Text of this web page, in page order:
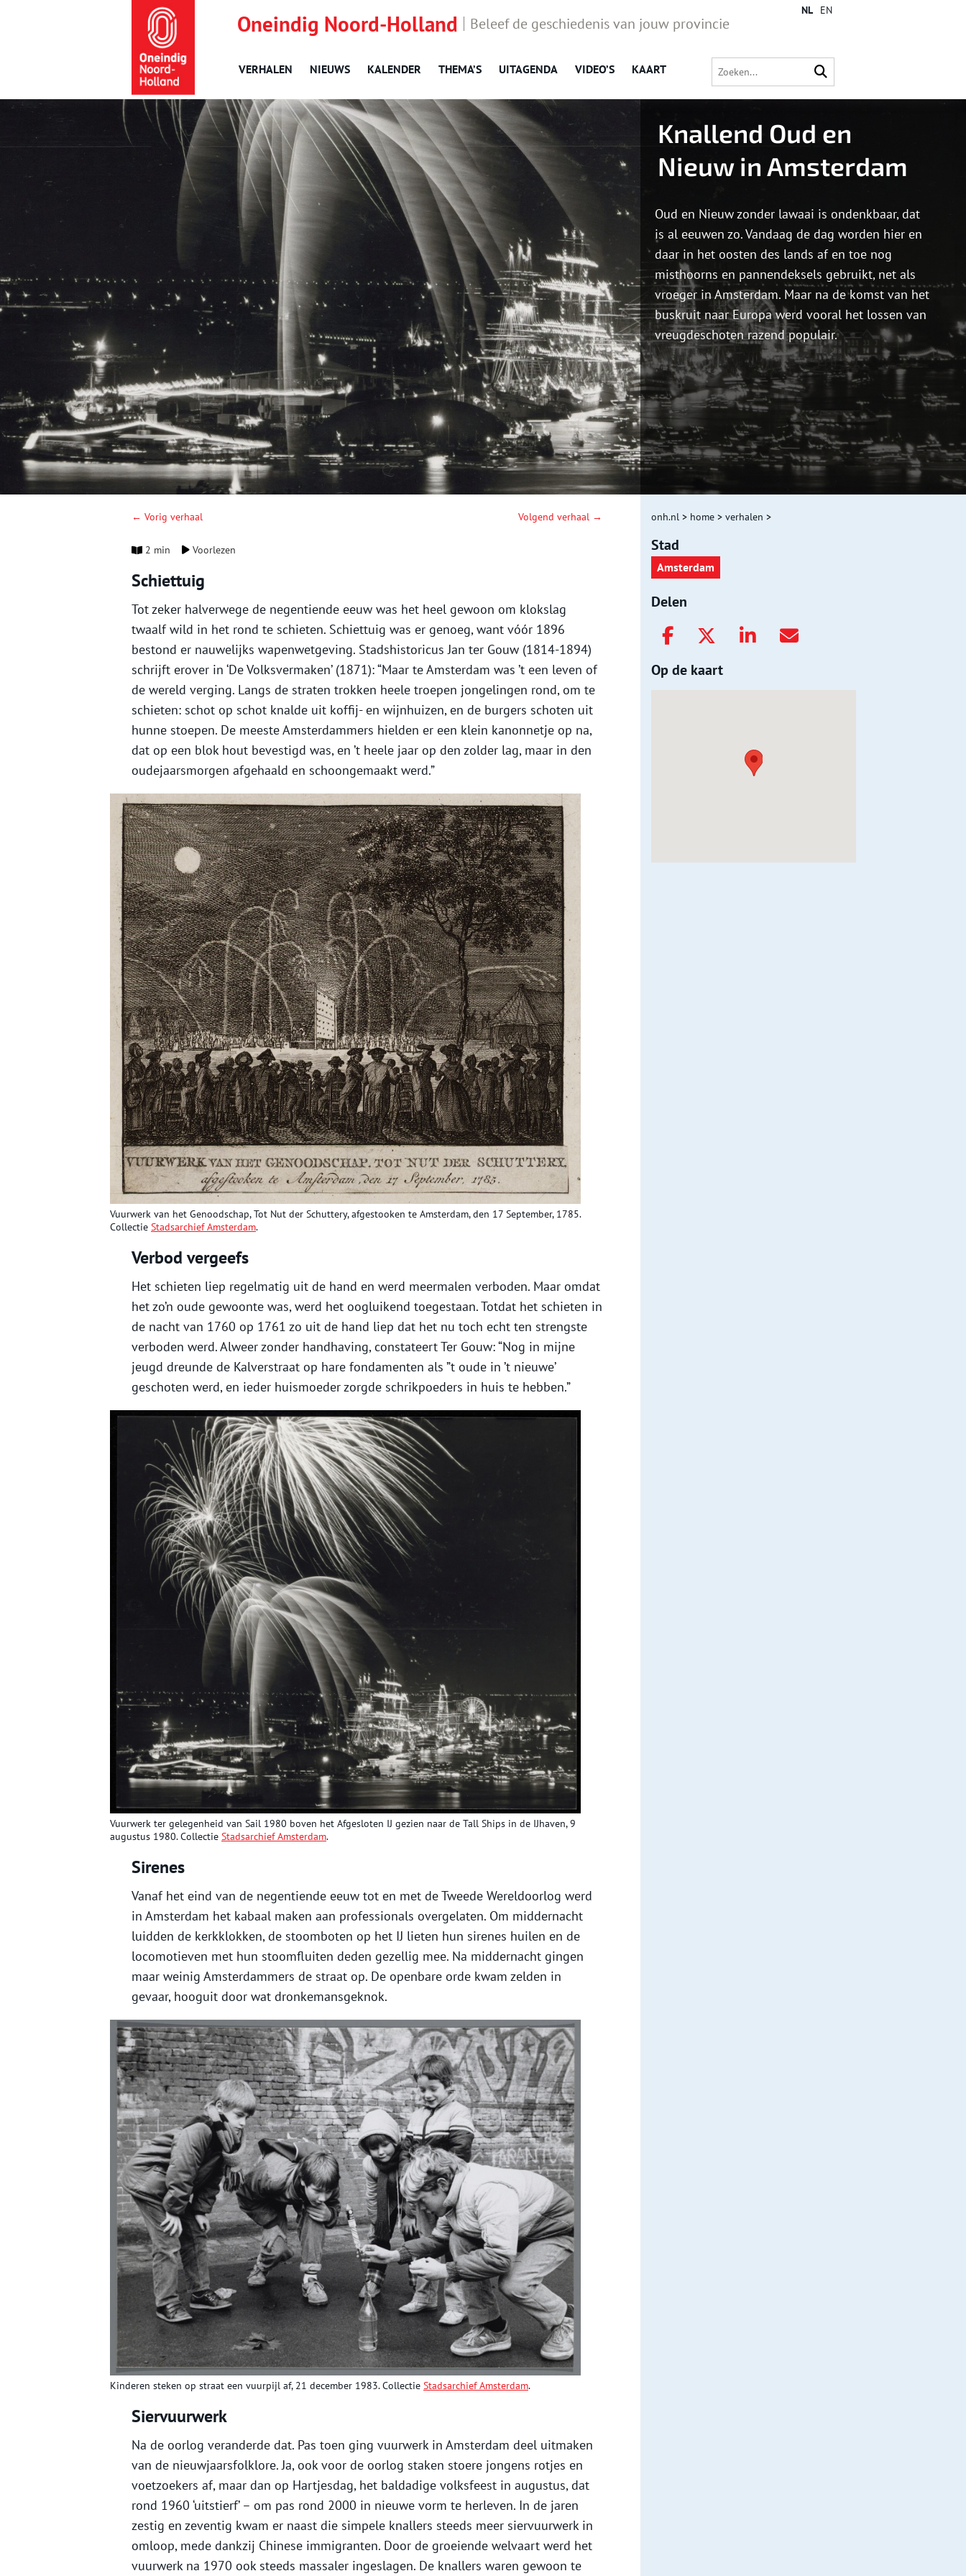
Oneindig Noord-Holland Beleef de geschiedenis van jouw provincie
VERHALEN NIEUWS KALENDER THEMA’S UITAGENDA VIDEO’S KAART
NL EN
Knallend Oud en
Nieuw in Amsterdam
Oud en Nieuw zonder lawaai is ondenkbaar, dat
is al eeuwen zo. Vandaag de dag worden hier en
daar in het oosten des lands af en toe nog
misthoorns en pannendeksels gebruikt, net als
vroeger in Amsterdam. Maar na de komst van het
buskruit naar Europa werd vooral het lossen van
vreugdeschoten razend populair.
← Vorig verhaal Volgend verhaal →
2 min Voorlezen
Schiettuig
Tot zeker halverwege de negentiende eeuw was het heel gewoon om klokslag
twaalf wild in het rond te schieten. Schiettuig was er genoeg, want vóór 1896
bestond er nauwelijks wapenwetgeving. Stadshistoricus Jan ter Gouw (1814-1894)
schrijft erover in ‘De Volksvermaken’ (1871): “Maar te Amsterdam was ’t een leven of
de wereld verging. Langs de straten trokken heele troepen jongelingen rond, om te
schieten: schot op schot knalde uit koffij- en wijnhuizen, en de burgers schoten uit
hunne stoepen. De meeste Amsterdammers hielden er een klein kanonnetje op na,
dat op een blok hout bevestigd was, en ’t heele jaar op den zolder lag, maar in den
oudejaarsmorgen afgehaald en schoongemaakt werd.”
Vuurwerk van het Genoodschap, Tot Nut der Schuttery, afgestooken te Amsterdam, den 17 September, 1785.
Collectie Stadsarchief Amsterdam.
Verbod vergeefs
Het schieten liep regelmatig uit de hand en werd meermalen verboden. Maar omdat
het zo’n oude gewoonte was, werd het oogluikend toegestaan. Totdat het schieten in
de nacht van 1760 op 1761 zo uit de hand liep dat het nu toch echt ten strengste
verboden werd. Alweer zonder handhaving, constateert Ter Gouw: “Nog in mijne
jeugd dreunde de Kalverstraat op hare fondamenten als ”t oude in ’t nieuwe’
geschoten werd, en ieder huismoeder zorgde schrikpoeders in huis te hebben.”
Vuurwerk ter gelegenheid van Sail 1980 boven het Afgesloten IJ gezien naar de Tall Ships in de IJhaven, 9
augustus 1980. Collectie Stadsarchief Amsterdam.
Sirenes
Vanaf het eind van de negentiende eeuw tot en met de Tweede Wereldoorlog werd
in Amsterdam het kabaal maken aan professionals overgelaten. Om middernacht
luidden de kerkklokken, de stoomboten op het IJ lieten hun sirenes huilen en de
locomotieven met hun stoomfluiten deden gezellig mee. Na middernacht gingen
maar weinig Amsterdammers de straat op. De openbare orde kwam zelden in
gevaar, hooguit door wat dronkemansgeknok.
Kinderen steken op straat een vuurpijl af, 21 december 1983. Collectie Stadsarchief Amsterdam.
Siervuurwerk
Na de oorlog veranderde dat. Pas toen ging vuurwerk in Amsterdam deel uitmaken
van de nieuwjaarsfolklore. Ja, ook voor de oorlog staken stoere jongens rotjes en
voetzoekers af, maar dan op Hartjesdag, het baldadige volksfeest in augustus, dat
rond 1960 ‘uitstierf’ – om pas rond 2000 in nieuwe vorm te herleven. In de jaren
zestig en zeventig kwam er naast die simpele knallers steeds meer siervuurwerk in
omloop, mede dankzij Chinese immigranten. Door de groeiende welvaart werd het
vuurwerk na 1970 ook steeds massaler ingeslagen. De knallers waren gewoon te
onh.nl > home > verhalen >
Stad
Amsterdam
Delen
Op de kaart